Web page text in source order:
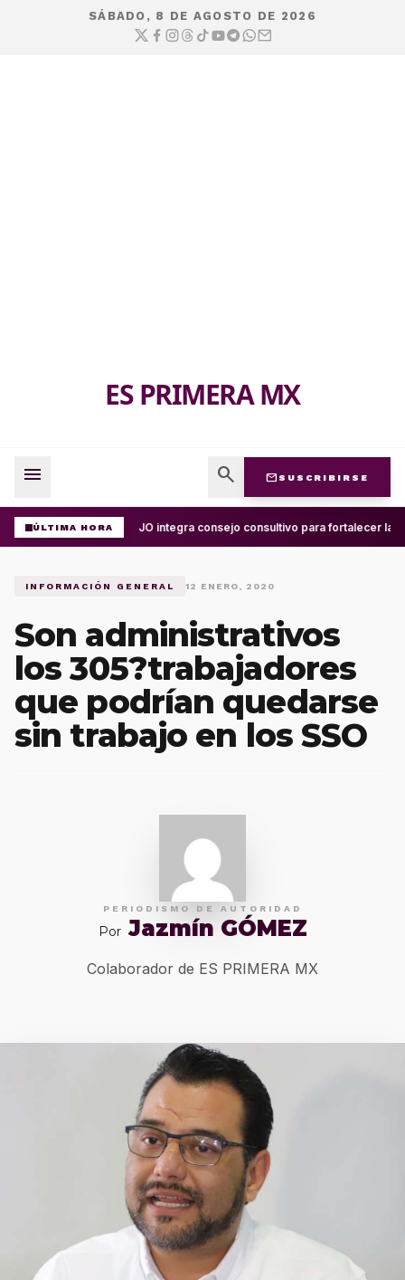
SÁBADO, 8 DE AGOSTO DE 2026
ES PRIMERA MX
menu search mail SUSCRIBIRSE
ÚLTIMA HORA UABJO integra consejo consultivo para fortalecer la
INFORMACIÓN GENERAL 12 ENERO, 2020
Son administrativos
los 305?trabajadores
que podrían quedarse
sin trabajo en los SSO
PERIODISMO DE AUTORIDAD
Por Jazmín GÓMEZ
Colaborador de ES PRIMERA MX